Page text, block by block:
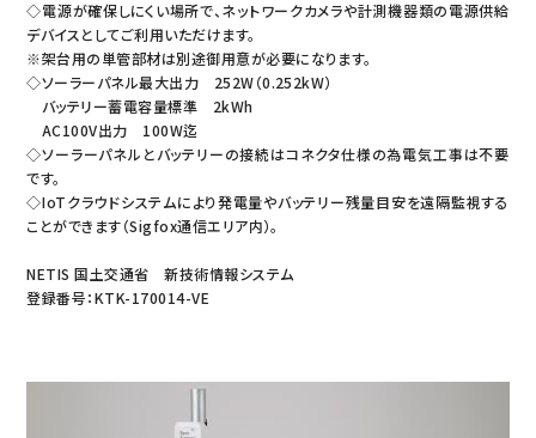
◇電源が確保しにくい場所で、ネットワークカメラや計測機器類の電源供給
デバイスとしてご利用いただけます。
※架台用の単管部材は別途御用意が必要になります。
◇ソーラーパネル最大出力 252W（0.252kW）
バッテリー蓄電容量標準 2kWh
AC100V出力 100W迄
◇ソーラーパネルとバッテリーの接続はコネクタ仕様の為電気工事は不要
です。
◇IoTクラウドシステムにより発電量やバッテリー残量目安を遠隔監視する
ことができます（Sigfox通信エリア内）。
NETIS 国土交通省 新技術情報システム
登録番号：KTK-170014-VE